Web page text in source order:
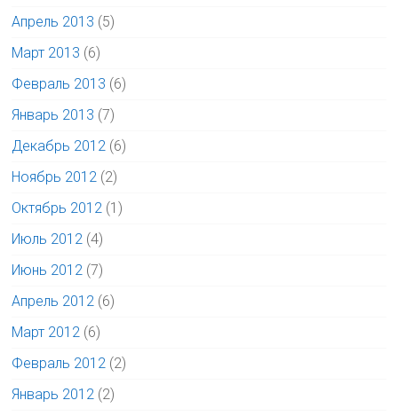
Апрель 2013 (5)
Март 2013 (6)
Февраль 2013 (6)
Январь 2013 (7)
Декабрь 2012 (6)
Ноябрь 2012 (2)
Октябрь 2012 (1)
Июль 2012 (4)
Июнь 2012 (7)
Апрель 2012 (6)
Март 2012 (6)
Февраль 2012 (2)
Январь 2012 (2)